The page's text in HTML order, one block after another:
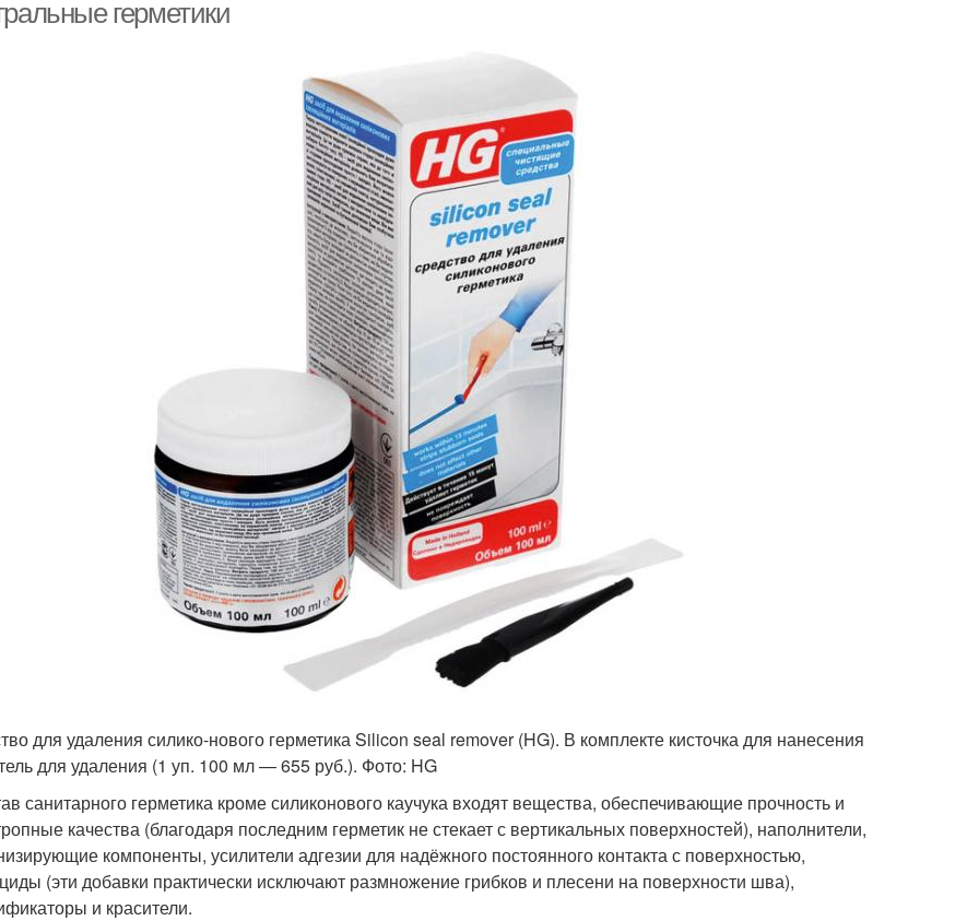
герметики
для удаления силико-нового герметика Silicon seal remover (HG). В ком­п­лекте кисточка для нанесения
для удаления (1 уп. 100 мл — 655 руб.). Фото: HG
санитарного герметика кроме силиконового каучука входят вещества, обеспечивающие прочность и
качества (благодаря последним герметик не стекает с вертикальных поверхностей), наполнители,
компоненты, усилители адгезии для надёжного постоянного контакта с поверхностью,
(эти добавки практически исключают размножение грибков и плесени на поверхности шва),
и красители.